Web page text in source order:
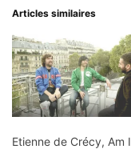
Articles similaires
Etienne de Crécy, Am I